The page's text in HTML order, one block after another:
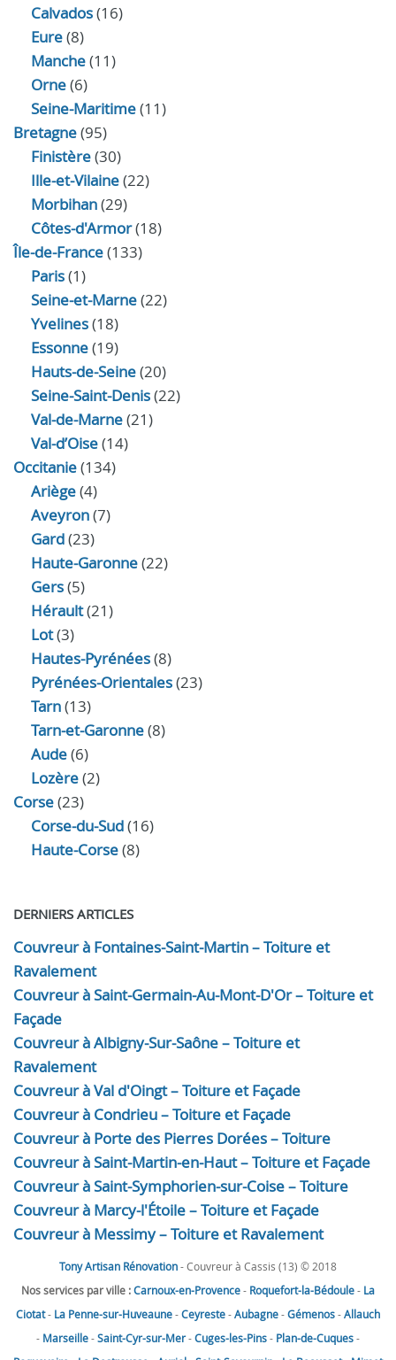
Calvados(16)
Eure(8)
Manche(11)
Orne(6)
Seine-Maritime(11)
Bretagne(95)
Finistère(30)
Ille-et-Vilaine(22)
Morbihan(29)
Côtes-d'Armor(18)
Île-de-France(133)
Paris(1)
Seine-et-Marne(22)
Yvelines(18)
Essonne(19)
Hauts-de-Seine(20)
Seine-Saint-Denis(22)
Val-de-Marne(21)
Val-d’Oise(14)
Occitanie(134)
Ariège(4)
Aveyron(7)
Gard(23)
Haute-Garonne(22)
Gers(5)
Hérault(21)
Lot(3)
Hautes-Pyrénées(8)
Pyrénées-Orientales(23)
Tarn(13)
Tarn-et-Garonne(8)
Aude(6)
Lozère(2)
Corse(23)
Corse-du-Sud(16)
Haute-Corse(8)
DERNIERS ARTICLES
Couvreur à Fontaines-Saint-Martin – Toiture et
Ravalement
Couvreur à Saint-Germain-Au-Mont-D'Or – Toiture et
Façade
Couvreur à Albigny-Sur-Saône – Toiture et
Ravalement
Couvreur à Val d'Oingt – Toiture et Façade
Couvreur à Condrieu – Toiture et Façade
Couvreur à Porte des Pierres Dorées – Toiture
Couvreur à Saint-Martin-en-Haut – Toiture et Façade
Couvreur à Saint-Symphorien-sur-Coise – Toiture
Couvreur à Marcy-l'Étoile – Toiture et Façade
Couvreur à Messimy – Toiture et Ravalement
Tony Artisan Rénovation- Couvreur à Cassis (13) © 2018
Nos services par ville :Carnoux-en-Provence- Roquefort-la-Bédoule- La
Ciotat- La Penne-sur-Huveaune-Ceyreste-Aubagne-Gémenos-Allauch
- Marseille-Saint-Cyr-sur-Mer-Cuges-les-Pins- Plan-de-Cuques-